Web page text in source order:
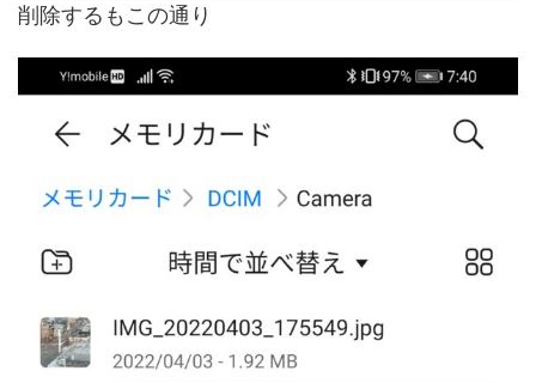
削除するもこの通り